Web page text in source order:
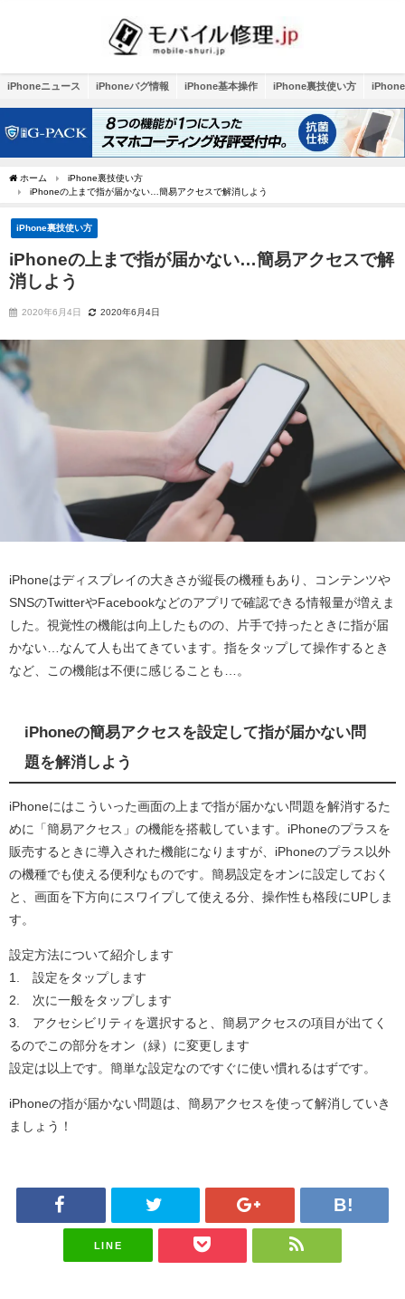
iPhoneニュース iPhoneバグ情報 iPhone基本操作 iPhone裏技使い方
ホーム
iPhone裏技使い方
iPhoneの上まで指が届かない…簡易アクセスで解消しよう
iPhone裏技使い方
iPhoneの上まで指が届かない…簡易アクセスで解
消しよう
2020年6月4日 2020年6月4日
iPhoneはディスプレイの大きさが縦長の機種もあり、コンテンツや
SNSのTwitterやFacebookなどのアプリで確認できる情報量が増えま
した。視覚性の機能は向上したものの、片手で持ったときに指が届
かない…なんて人も出てきています。指をタップして操作するとき
など、この機能は不便に感じることも…。
iPhoneの簡易アクセスを設定して指が届かない問
題を解消しよう
iPhoneにはこういった画面の上まで指が届かない問題を解消するた
めに「簡易アクセス」の機能を搭載しています。iPhoneのプラスを
販売するときに導入された機能になりますが、iPhoneのプラス以外
の機種でも使える便利なものです。簡易設定をオンに設定しておく
と、画面を下方向にスワイプして使える分、操作性も格段にUPしま
す。
設定方法について紹介します
1. 設定をタップします
2. 次に一般をタップします
3. アクセシビリティを選択すると、簡易アクセスの項目が出てく
るのでこの部分をオン（緑）に変更します
設定は以上です。簡単な設定なのですぐに使い慣れるはずです。
iPhoneの指が届かない問題は、簡易アクセスを使って解消していき
ましょう！
LINE